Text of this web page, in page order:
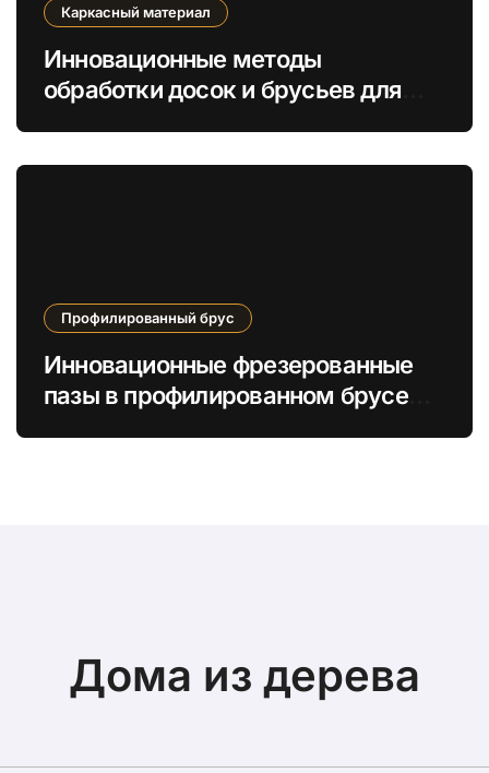
Каркасный материал
Инновационные методы
обработки досок и брусьев для
Профилированный брус
Инновационные фрезерованные
пазы в профилированном брусе
Дома из дерева